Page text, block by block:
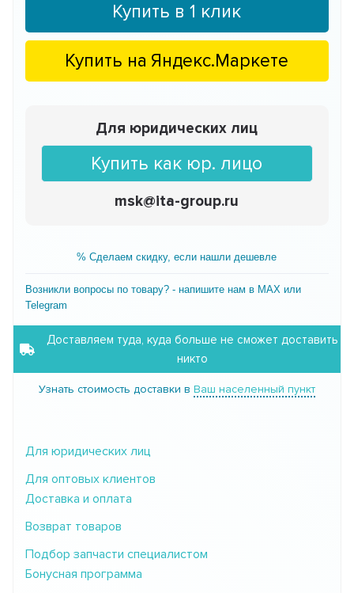
Купить в 1 клик
Купить на Яндекс.Маркете
Для юридических лиц
Купить как юр. лицо
msk@ita-group.ru
% Сделаем скидку, если нашли дешевле
Возникли вопросы по товару? - напишите нам в MAX или
Telegram
Доставляем туда, куда больше не сможет доставить
никто
Узнать стоимость доставки в Ваш населенный пункт
Для юридических лиц
Для оптовых клиентов
Доставка и оплата
Возврат товаров
Подбор запчасти специалистом
Бонусная программа